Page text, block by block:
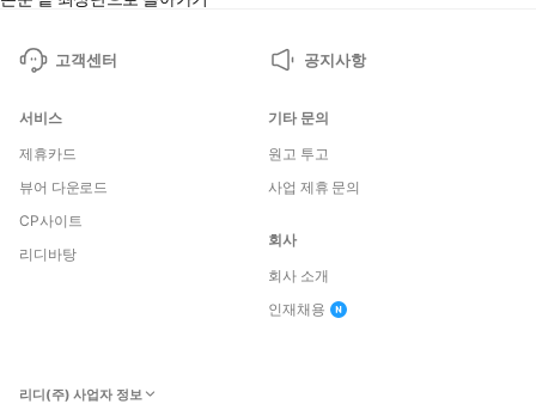
고객센터 공지사항
서비스
제휴카드
뷰어 다운로드
CP사이트
리디바탕
기타 문의
원고 투고
사업 제휴 문의
회사
회사 소개
인재채용
리디(주) 사업자 정보